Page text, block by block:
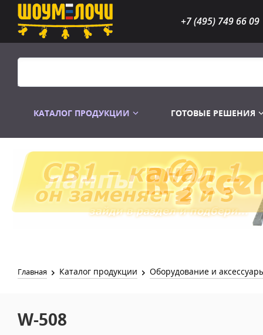
+7 (495) 749 66 09
КАТАЛОГ ПРОДУКЦИИ
Распродажа Лампы
ГОТОВЫЕ РЕШЕНИЯ
Главная Каталог продукции Оборудование и
W-508